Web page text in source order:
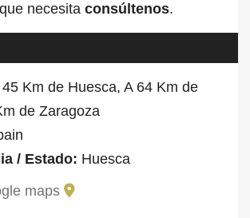
necesita consúltenos.
45 Km de Huesca, A 64 Km de
de Zaragoza
/ Estado: Huesca
maps